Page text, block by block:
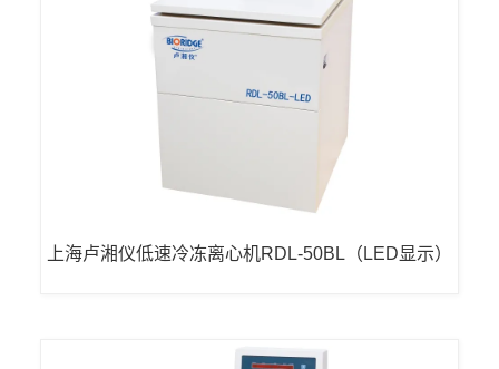
上海卢湘仪低速冷冻离心机RDL-50BL（LED显示）